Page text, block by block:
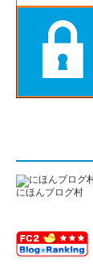
にほんブログ村